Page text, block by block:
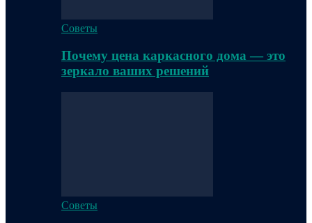
Советы
Почему цена каркасного дома — это
зеркало ваших решений
Советы